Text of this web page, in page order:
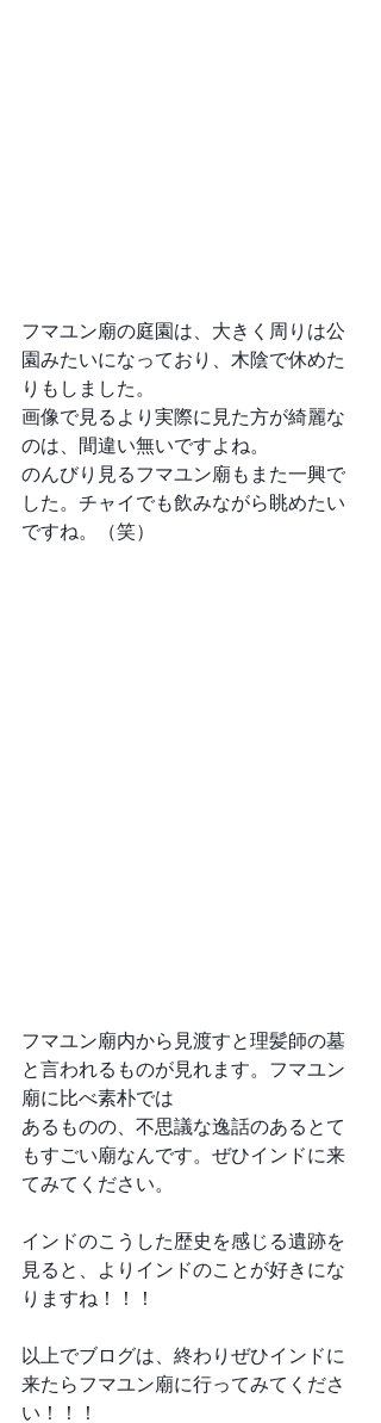
フマユン廟の庭園は、大きく周りは公
園みたいになっており、木陰で休めた
りもしました。
画像で見るより実際に見た方が綺麗な
のは、間違い無いですよね。
のんびり見るフマユン廟もまた一興で
した。チャイでも飲みながら眺めたい
ですね。（笑）
フマユン廟内から見渡すと理髪師の墓
と言われるものが見れます。フマユン
廟に比べ素朴では
あるものの、不思議な逸話のあるとて
もすごい廟なんです。ぜひインドに来
てみてください。
インドのこうした歴史を感じる遺跡を
見ると、よりインドのことが好きにな
りますね！！！
以上でブログは、終わりぜひインドに
来たらフマユン廟に行ってみてくださ
い！！！